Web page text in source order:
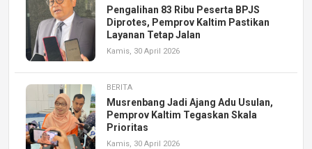
Pengalihan 83 Ribu Peserta BPJS
Diprotes, Pemprov Kaltim Pastikan
Layanan Tetap Jalan
Kamis, 30 April 2026
BERITA
Musrenbang Jadi Ajang Adu Usulan,
Pemprov Kaltim Tegaskan Skala
Prioritas
Kamis, 30 April 2026